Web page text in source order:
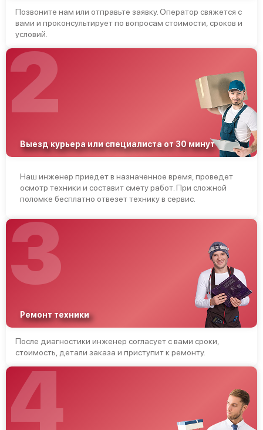
Позвоните нам или отправьте заявку. Оператор свяжется с
вами и проконсультирует по вопросам стоимости, сроков и
условий.
2
Выезд курьера или специалиста от 30 минут
Наш инженер приедет в назначенное время, проведет
осмотр техники и составит смету работ. При сложной
поломке бесплатно отвезет технику в сервис.
3
Ремонт техники
После диагностики инженер согласует с вами сроки,
стоимость, детали заказа и приступит к ремонту.
4